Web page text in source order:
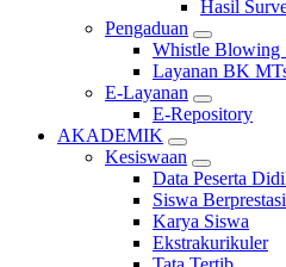
Hasil
Pengaduan
Whistle Blowing
Layanan BK
E-Layanan
E-Repository
AKADEMIK
Kesiswaan
Data Peserta
Siswa Berprestasi
Karya Siswa
Ekstrakurikuler